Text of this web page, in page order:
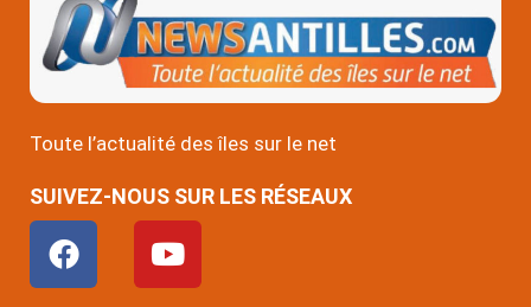
Toute l’actualité des îles sur le net
SUIVEZ-NOUS SUR LES RÉSEAUX
F
a
c
Y
o
u